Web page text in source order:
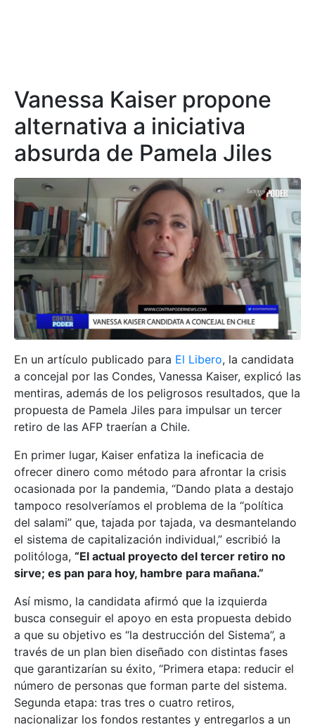
Vanessa Kaiser propone
alternativa a iniciativa
absurda de Pamela Jiles
En un artículo publicado para El Libero, la candidata
a concejal por las Condes, Vanessa Kaiser, explicó las
mentiras, además de los peligrosos resultados, que la
propuesta de Pamela Jiles para impulsar un tercer
retiro de las AFP traerían a Chile.
En primer lugar, Kaiser enfatiza la ineficacia de
ofrecer dinero como método para afrontar la crisis
ocasionada por la pandemia, “Dando plata a destajo
tampoco resolveríamos el problema de la “política
del salami” que, tajada por tajada, va desmantelando
el sistema de capitalización individual,” escribió la
politóloga, “El actual proyecto del tercer retiro no
sirve; es pan para hoy, hambre para mañana.”
Así mismo, la candidata afirmó que la izquierda
busca conseguir el apoyo en esta propuesta debido
a que su objetivo es “la destrucción del Sistema”, a
través de un plan bien diseñado con distintas fases
que garantizarían su éxito, “Primera etapa: reducir el
número de personas que forman parte del sistema.
Segunda etapa: tras tres o cuatro retiros,
nacionalizar los fondos restantes y entregarlos a un